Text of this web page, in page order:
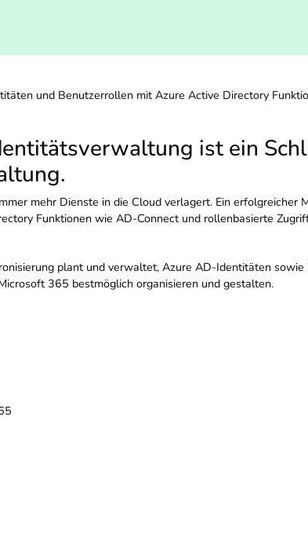
und Benutzerrollen mit Azure Active Directory
ist ein
mehr Dienste in die Cloud verlagert. Ein erfolgreicher
Funktionen wie AD-Connect und rollenbasierte
plant und verwaltet, Azure AD-Identitäten
365 bestmöglich organisieren und gestalten.